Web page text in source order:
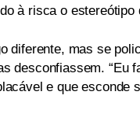
à risca o estereótipo
diferente, mas se
desconfiassem. “Eu
e que esconde